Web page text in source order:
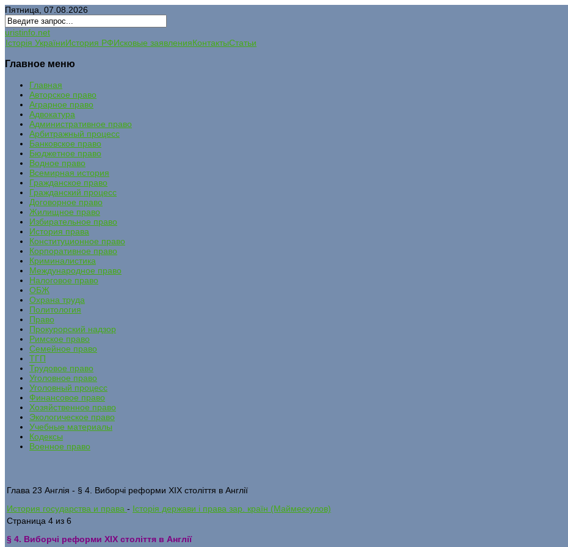
Пятница, 07.08.2026
uristinfo.net
Історія УкраїниИстория РФИсковые заявленияКонтактыСтатьи
Главное меню
Главная
Авторское право
Аграрное право
Адвокатура
Административное право
Арбитражный процесс
Банковское право
Бюджетное право
Водное право
Всемирная история
Гражданское право
Гражданский процесс
Договорное право
Жилищное право
Избирательное право
История права
Конституционное право
Корпоративное право
Криминалистика
Международное право
Налоговое право
ОБЖ
Охрана труда
Политология
Право
Прокурорский надзор
Римское право
Семейное право
ТГП
Трудовое право
Уголовное право
Уголовный процесс
Финансовое право
Хозяйственное право
Экологическое право
Учебные материалы
Кодексы
Военное право
Глава 23 Англія - § 4. Виборчі реформи ХІХ століття в Англії
История государства и права - Історія держави і права зар. країн (Маймескулов)
Страница 4 из 6
§ 4. Виборчі реформи ХІХ століття в Англії